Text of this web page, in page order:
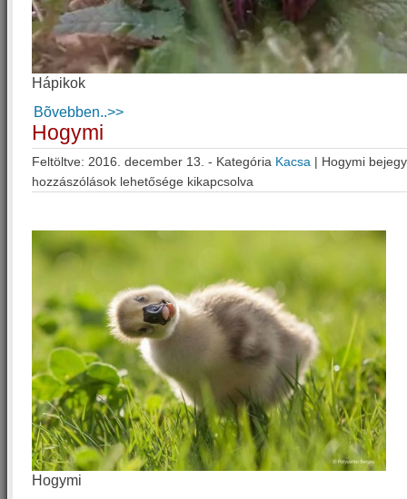
Hápikok
Bõvebben..>>
Hogymi
Feltöltve: 2016. december 13. - Kategória Kacsa | Hogymi
hozzászólások lehetősége kikapcsolva
Hogymi